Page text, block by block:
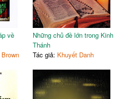
về
Những chủ đề lớn trong Kinh
Thánh
Tác giả: Khuyết Danh